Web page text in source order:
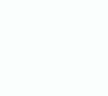
markedsføring
som ”grøn”, ”bæredygtig”,
lignende tillægsord i sin